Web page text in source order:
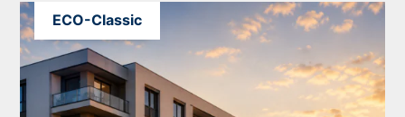
ECO-Classic